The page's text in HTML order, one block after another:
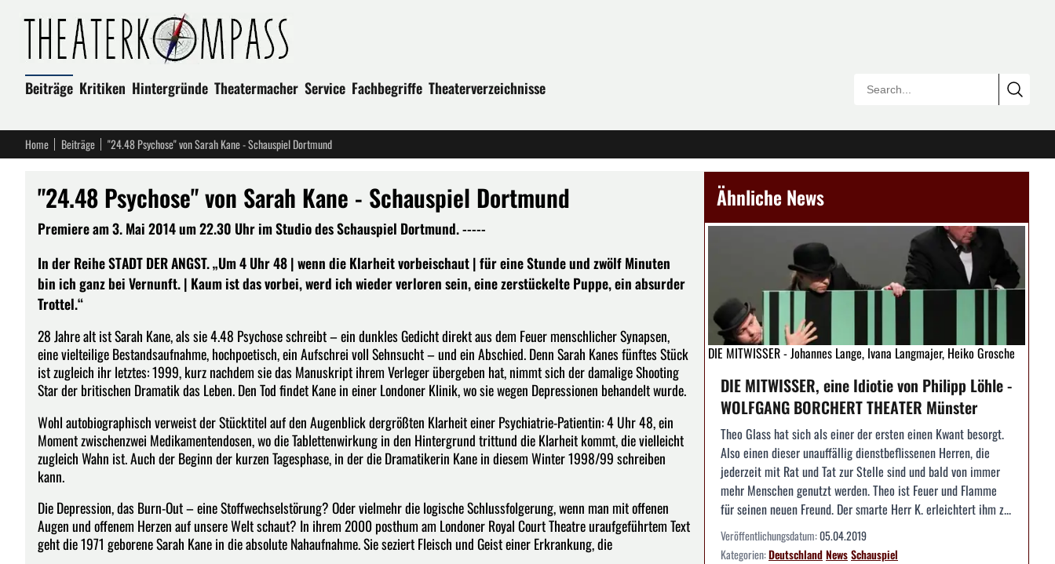
Beiträge Kritiken Hintergründe Theatermacher Service Fachbegriffe Theaterverzeichnisse
Home Beiträge "24.48 Psychose" von Sarah Kane - Schauspiel Dortmund
"24.48 Psychose" von Sarah Kane - Schauspiel Dortmund
Premiere am 3. Mai 2014 um 22.30 Uhr im Studio des Schauspiel Dortmund. -----
In der Reihe STADT DER ANGST. „Um 4 Uhr 48 | wenn die Klarheit vorbeischaut | für eine Stunde und zwölf Minuten
bin ich ganz bei Vernunft. | Kaum ist das vorbei, werd ich wieder verloren sein, eine zerstückelte Puppe, ein absurder
Trottel.“
28 Jahre alt ist Sarah Kane, als sie 4.48 Psychose schreibt – ein dunkles Gedicht direkt aus dem Feuer menschlicher Synapsen,
eine vielteilige Bestandsaufnahme, hochpoetisch, ein Aufschrei voll Sehnsucht – und ein Abschied. Denn Sarah Kanes fünftes Stück
ist zugleich ihr letztes: 1999, kurz nachdem sie das Manuskript ihrem Verleger übergeben hat, nimmt sich der damalige Shooting
Star der britischen Dramatik das Leben. Den Tod findet Kane in einer Londoner Klinik, wo sie wegen Depressionen behandelt wurde.
Wohl autobiographisch verweist der Stücktitel auf den Augenblick dergrößten Klarheit einer Psychiatrie-Patientin: 4 Uhr 48, ein
Moment zwischenzwei Medikamentendosen, wo die Tablettenwirkung in den Hintergrund trittund die Klarheit kommt, die vielleicht
zugleich Wahn ist. Auch der Beginn der kurzen Tagesphase, in der die Dramatikerin Kane in diesem Winter 1998/99 schreiben
kann.
Die Depression, das Burn-Out – eine Stoffwechselstörung? Oder vielmehr die logische Schlussfolgerung, wenn man mit offenen
Augen und offenem Herzen auf unsere Welt schaut? In ihrem 2000 posthum am Londoner Royal Court Theatre uraufgeführtem Text
geht die 1971 geborene Sarah Kane in die absolute Nahaufnahme. Sie seziert Fleisch und Geist einer Erkrankung, die
Ähnliche News
DIE MITWISSER - Johannes Lange, Ivana Langmajer, Heiko Grosche
DIE MITWISSER, eine Idiotie von Philipp Löhle -
WOLFGANG BORCHERT THEATER Münster
Theo Glass hat sich als einer der ersten einen Kwant besorgt.
Also einen dieser unauffällig dienstbeflissenen Herren, die
jederzeit mit Rat und Tat zur Stelle sind und bald von immer
mehr Menschen genutzt werden. Theo ist Feuer und Flamme
für seinen neuen Freund. Der smarte Herr K. erleichtert ihm z...
Veröffentlichungsdatum:05.04.2019
Kategorien:DeutschlandNewsSchauspiel